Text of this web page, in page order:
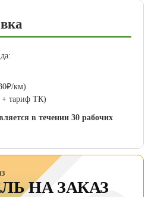
км)
+ тариф ТК)
в течении 30 рабочих
НА ЗАКАЗ